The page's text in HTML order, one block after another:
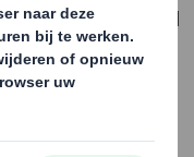
van Tol, Head
and Sustainability.